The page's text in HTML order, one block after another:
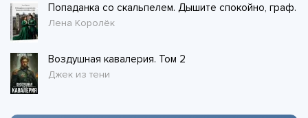
Попаданка со скальпелем. Дышите спокойно, граф.
Лена Королёк
Воздушная кавалерия. Том 2
Джек из тени